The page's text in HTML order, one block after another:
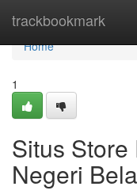
trackbookmark
Home
Home
1
Situs
Negeri